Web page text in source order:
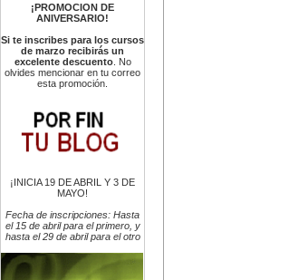
¡PROMOCION DE
ANIVERSARIO!
Si te inscribes para los cursos
de marzo recibirás un
excelente descuento. No
olvides mencionar en tu correo
esta promoción.
¡INICIA 19 DE ABRIL Y 3 DE
MAYO!
Fecha de inscripciones: Hasta
el 15 de abril para el primero, y
hasta el 29 de abril para el otro